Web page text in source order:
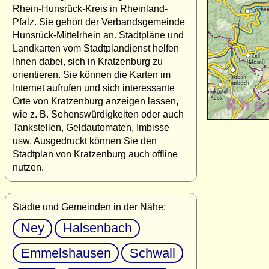
Rhein-Hunsrück-Kreis in Rheinland-
Pfalz. Sie gehört der Verbandsgemeinde
Hunsrück-Mittelrhein an. Stadtpläne und
Landkarten vom Stadtplandienst helfen
Ihnen dabei, sich in Kratzenburg zu
orientieren. Sie können die Karten im
Internet aufrufen und sich interessante
Orte von Kratzenburg anzeigen lassen,
wie z. B. Sehenswürdigkeiten oder auch
Tankstellen, Geldautomaten, Imbisse
usw. Ausgedruckt können Sie den
Stadtplan von Kratzenburg auch offline
nutzen.
Städte und Gemeinden in der Nähe:
Ney
Halsenbach
Emmelshausen
Schwall